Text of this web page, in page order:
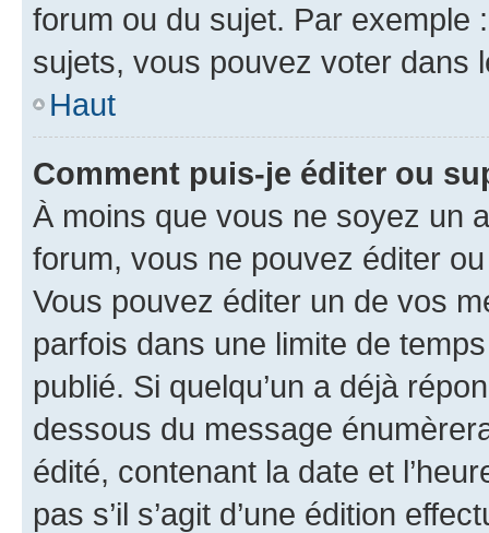
forum ou du sujet. Par exemple
sujets, vous pouvez voter dans
Haut
Comment puis-je éditer ou
À moins que vous ne soyez un
forum, vous ne pouvez éditer
Vous pouvez éditer un de vos
parfois dans une limite de
publié. Si quelqu’un a déjà
dessous du message
édité, contenant la date et
pas s’il s’agit d’une édition